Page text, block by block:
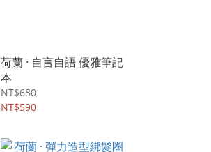
荷蘭 · 自言自語 優雅筆記
本
NT$680
NT$590